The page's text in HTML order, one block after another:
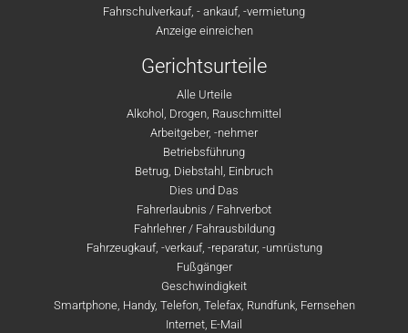
Fahrschulverkauf, - ankauf, -vermietung
Anzeige einreichen
Gerichtsurteile
Alle Urteile
Alkohol, Drogen, Rauschmittel
Arbeitgeber, -nehmer
Betriebsführung
Betrug, Diebstahl, Einbruch
Dies und Das
Fahrerlaubnis / Fahrverbot
Fahrlehrer / Fahrausbildung
Fahrzeugkauf, -verkauf, -reparatur, -umrüstung
Fußgänger
Geschwindigkeit
Smartphone, Handy, Telefon, Telefax, Rundfunk, Fernsehen
Internet, E-Mail